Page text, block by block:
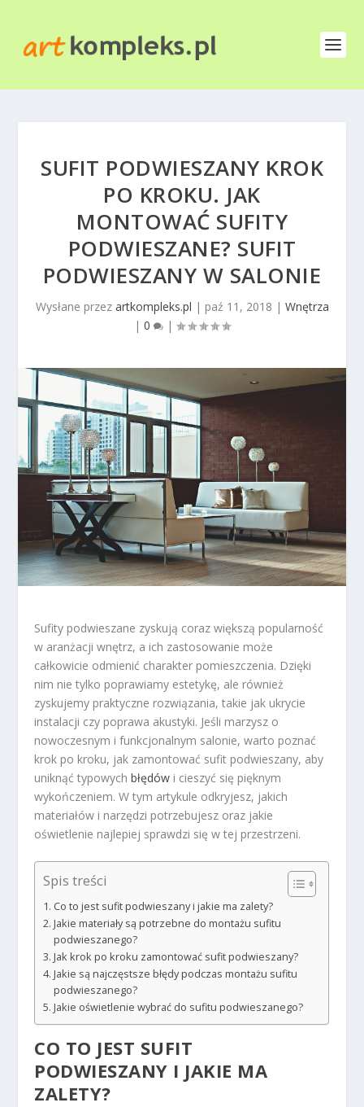
SUFIT PODWIESZANY KROK
PO KROKU. JAK
MONTOWAĆ SUFITY
PODWIESZANE? SUFIT
PODWIESZANY W SALONIE
Wysłane przez artkompleks.pl | paź 11, 2018 | Wnętrza
| 0 |
Sufity podwieszane zyskują coraz większą popularność
w aranżacji wnętrz, a ich zastosowanie może
całkowicie odmienić charakter pomieszczenia. Dzięki
nim nie tylko poprawiamy estetykę, ale również
zyskujemy praktyczne rozwiązania, takie jak ukrycie
instalacji czy poprawa akustyki. Jeśli marzysz o
nowoczesnym i funkcjonalnym salonie, warto poznać
krok po kroku, jak zamontować sufit podwieszany, aby
uniknąć typowychbłędów i cieszyć się pięknym
wykończeniem. W tym artykule odkryjesz, jakich
materiałów i narzędzi potrzebujesz oraz jakie
oświetlenie najlepiej sprawdzi się w tej przestrzeni.
Spis treści
Co to jest sufit podwieszany i jakie ma zalety?
Jakie materiały są potrzebne do montażu sufitu
podwieszanego?
Jak krok po kroku zamontować sufit podwieszany?
Jakie są najczęstsze błędy podczas montażu sufitu
podwieszanego?
Jakie oświetlenie wybrać do sufitu podwieszanego?
CO TO JEST SUFIT
PODWIESZANY I JAKIE MA
ZALETY?